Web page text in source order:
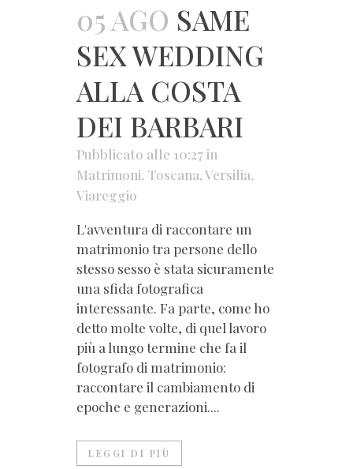
05 AGO SAME
SEX WEDDING
ALLA COSTA
DEI BARBARI
Pubblicato alle 10:27in
Matrimoni, Toscana,Versilia,
Viareggio
L'avventura di raccontare un
matrimonio tra persone dello
stesso sesso è stata sicuramente
una sfida fotografica
interessante. Fa parte, come ho
detto molte volte, di quel lavoro
più a lungo termine che fa il
fotografo di matrimonio:
raccontare il cambiamento di
epoche e generazioni....
LEGGI DI PIÙ